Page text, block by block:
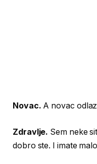
Novac. A novac
Zdravlje. Sem neke
dobro ste. I imate